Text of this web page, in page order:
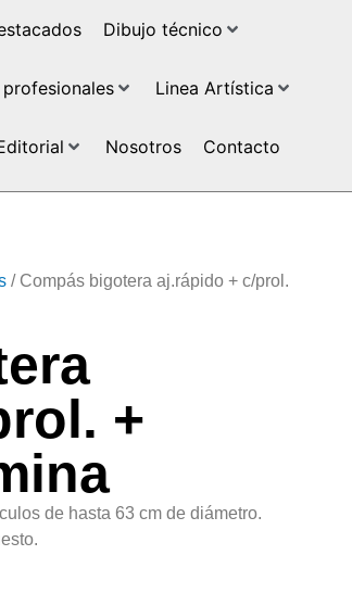
Dibujo técnico
profesionales Linea Artística
Nosotros Contacto
/ Compás bigotera aj.rápido + c/prol.
+
de hasta 63 cm de diámetro.